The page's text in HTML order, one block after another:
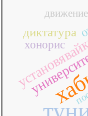
диктатура
хонорис